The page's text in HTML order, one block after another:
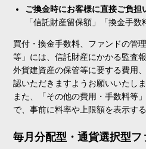
ご換金時にお客様に直接ご負担
「信託財産留保額」「換金手
買付・換金手数料、ファンドの管
等」には、信託財産にかかる監査
外貨建資産の保管等に要する費用
認いただきますようお願いいたし
また、「その他の費用・手数料等
で、事前に料率や上限額を表示す
毎月分配型・通貨選択型